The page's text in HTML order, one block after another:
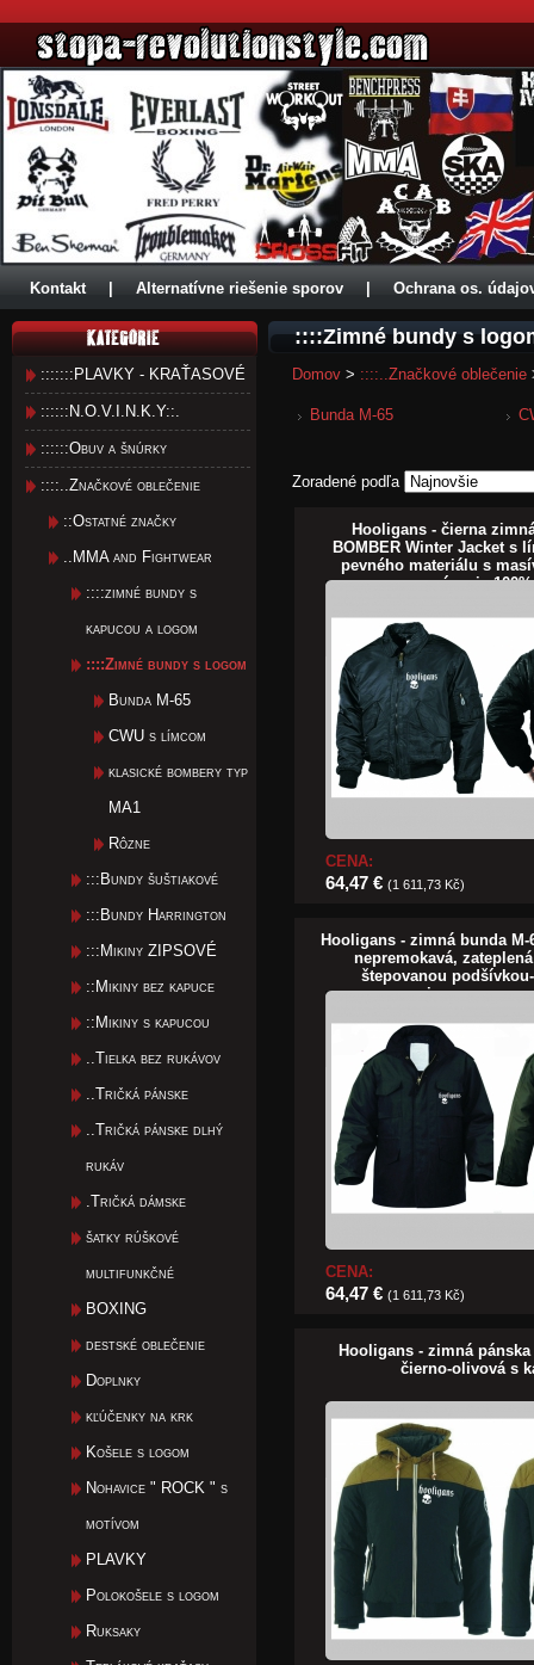
Kontakt Alternatívne riešenie sporov Ochrana os.
:::::::PLAVKY - KRAŤASOVÉ
::::::N.O.V.I.N.K.Y::.
::::::Obuv a šnúrky
::::..Značkové oblečenie
::Ostatné značky
..MMA and Fightwear
::::zimné bundy s
kapucou a logom
::::Zimné bundy s logom
Bunda M-65
CWU s límcom
klasické bombery typ
MA1
Rôzne
:::Bundy šuštiakové
:::Bundy Harrington
:::Mikiny ZIPSOVÉ
::Mikiny bez kapuce
::Mikiny s kapucou
..Tielka bez rukávov
..Tričká pánske
..Tričká pánske dlhý
rukáv
.Tričká dámske
šatky rúškové
multifunkčné
BOXING
destské oblečenie
Doplnky
kľúčenky na krk
Košele s logom
Nohavice " ROCK " s
motívom
PLAVKY
Polokošele s logom
Ruksaky
::::Zimné bundy s
Domov > ::::..Značkové oblečenie
Bunda M-65
Zoradené podľa
Hooligans - čierna
BOMBER Winter Jacket s
pevného materiálu s
zapínanie
CENA:
64,47 € (1 611,73 Kč)
Hooligans - zimná bunda
nepremokavá,
štepovanou
pripevnenou
CENA:
64,47 € (1 611,73 Kč)
Hooligans - zimná
čierno-olivová s